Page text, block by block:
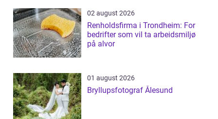
02 august 2026
Renholdsfirma i Trondheim: For
bedrifter som vil ta arbeidsmiljø
på alvor
01 august 2026
Bryllupsfotograf Ålesund